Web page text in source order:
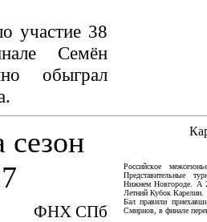
участие 38
Семён
обыграл
ФНХ СПб
Российское
Представительные
Нижнем Новгороде. А
Летний Кубок Карелии.
Бал правили
Смирнов, в финале